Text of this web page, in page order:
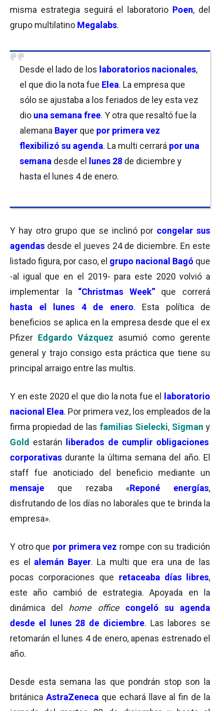
misma estrategia seguirá el laboratorio Poen, del
grupo multilatino Megalabs.
Desde el lado de los laboratorios nacionales,
el que dio la nota fue Elea. La empresa que
sólo se ajustaba a los feriados de ley esta vez
dio una semana free. Y otra que resaltó fue la
alemana Bayer que por primera vez
flexibilizó su agenda. La multi cerrará por una
semana desde el lunes 28 de diciembre y
hasta el lunes 4 de enero.
Y hay otro grupo que se inclinó por congelar sus
agendas desde el jueves 24 de diciembre. En este
listado figura, por caso, el grupo nacional Bagó que
-al igual que en el 2019- para este 2020 volvió a
implementar la “Christmas Week”que correrá
hasta el lunes 4 de enero. Esta política de
beneficios se aplica en la empresa desde que el ex
Pfizer Edgardo Vázquez asumió como gerente
general y trajo consigo esta práctica que tiene su
principal arraigo entre las multis.
Y en este 2020 el que dio la nota fue el
laboratorio
nacional Elea. Por primera vez, los empleados de la
firma propiedad de las familias Sielecki, Sigman y
Gold estarán
liberados de cumplir obligaciones
corporativas durante la última semana del año. El
staff fue anoticiado del beneficio mediante un
mensaje
que rezaba «Reponé energías,
disfrutando de los días no laborales que te brinda la
empresa».
Y otro que por primera vez rompe con su tradición
es el alemán Bayer. La multi que era una de las
pocas corporaciones que retaceaba días libres,
este año cambió de estrategia. Apoyada en la
dinámica del
home office
congeló su agenda
desde el lunes 28 de diciembre. Las labores se
retomarán el lunes 4 de enero, apenas estrenado el
año.
Desde esta semana las que pondrán stop son la
británica AstraZeneca que echará llave al fin de la